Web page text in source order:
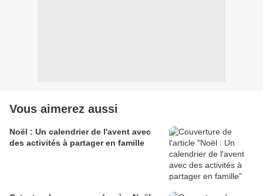
Vous aimerez aussi
Noël : Un calendrier de l'avent avec
des activités à partager en famille